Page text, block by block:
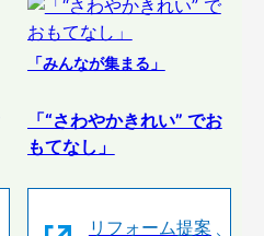
「みんなが集まる」
「“さわやかきれい” でお
もてなし」
リフォーム提案